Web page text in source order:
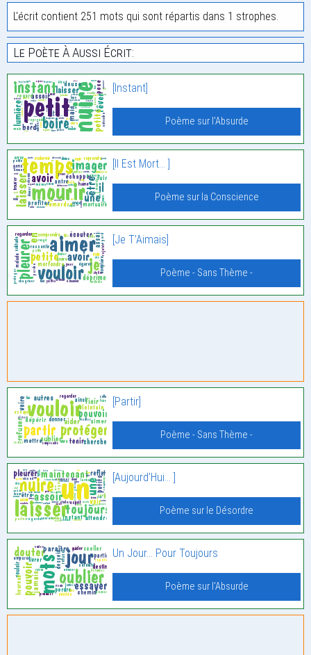
L'écrit contient 251 mots qui sont répartis dans 1 strophes.
Le Poète À Aussi Écrit:
[Instant]
Poème sur l'Absurde
[Il Est Mort… ]
Poème sur la Conscience
[Je T’Aimais]
Poème - Sans Thème -
[Partir]
Poème - Sans Thème -
[Aujourd’Hui… ]
Poème sur le Désordre
Un Jour… Pour Toujours
Poème sur l'Absurde